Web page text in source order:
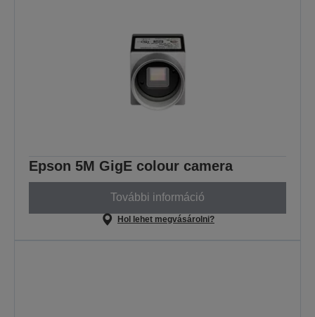
Epson 5M GigE colour camera
További információ
Hol lehet megvásárolni?